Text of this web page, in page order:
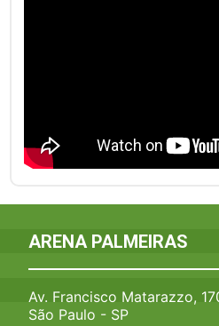
ARENA PALMEIRAS
Av. Francisco Matarazzo,
São Paulo - SP